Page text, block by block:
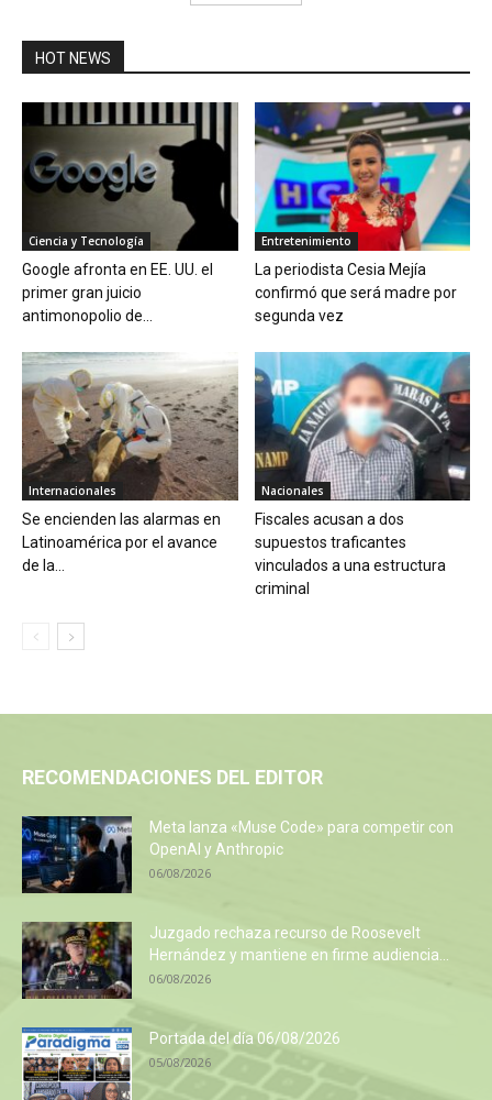
HOT NEWS
Ciencia y Tecnología
Google afronta en EE. UU. el
primer gran juicio
antimonopolio de...
Entretenimiento
La periodista Cesia Mejía
confirmó que será madre por
segunda vez
Internacionales
Se encienden las alarmas en
Latinoamérica por el avance
de la...
Nacionales
Fiscales acusan a dos
supuestos traficantes
vinculados a una estructura
criminal
RECOMENDACIONES DEL EDITOR
Meta lanza «Muse Code» para competir con
OpenAI y Anthropic
06/08/2026
Juzgado rechaza recurso de Roosevelt
Hernández y mantiene en firme audiencia...
06/08/2026
Portada del día 06/08/2026
05/08/2026